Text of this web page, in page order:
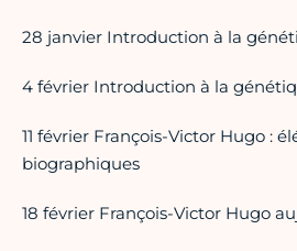
28 janvier Introduction à la
4 février Introduction à la
11 février François-Victor Hugo :
biographiques
18 février François-Victor Hugo